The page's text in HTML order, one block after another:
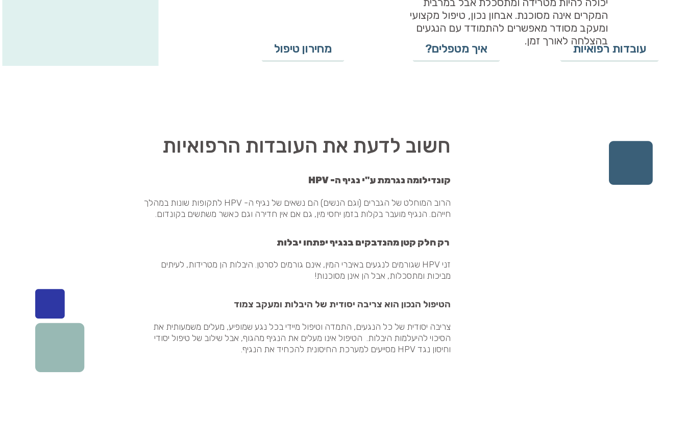
המקרים אינה מסוכנת. אבחון נכון, טיפול מקצועי
ומעקב מסודר מאפשרים להתמודד עם הנגעים
בהצלחה לאורך זמן.
עובדות רפואיות איך מטפלים? מחירון טיפול
חשוב לדעת את העובדות הרפואיות
קונדילומה נגרמת ע"י נגיף ה- HPV
הרוב המוחלט של הגברים (וגם הנשים) הם נשאים של נגיף ה- HPV לתקופות שונות במהלך
חייהם. הנגיף מועבר בקלות בזמן יחסי מין, גם אם אין חדירה וגם כאשר משתשים בקונדום.
רק חלק קטן מהנדבקים בנגיף יפתחו יבלות
זני HPV שגורמים לנגעים באיברי המין, אינם גורמים לסרטן. היבלות הן מטרידות, לעיתים
מביכות ומתסכלות, אבל הן אינן מסוכנות!
הטיפול הנכון הוא צריבה יסודית של היבלות ומעקב צמוד
צריבה יסודית של כל הנגעים, התמדה וטיפול מיידי בכל נגע שמופיע, מעלים משמעותית את
הסיכוי להיעלמות היבלות. הטיפול אינו מעלים את הנגיף מהגוף, אבל שילוב של טיפול יסודי
וחיסון נגד HPV מסייעים למערכת החיסונית להכחיד את הנגיף.